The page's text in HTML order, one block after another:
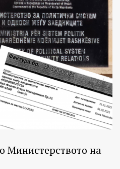
Министерството на